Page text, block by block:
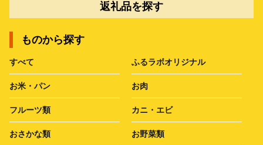
返礼品を探す
ものから探す
すべて ふるラボオリジナル
お米・パン お肉
フルーツ類 カニ・エビ
おさかな類 お野菜類